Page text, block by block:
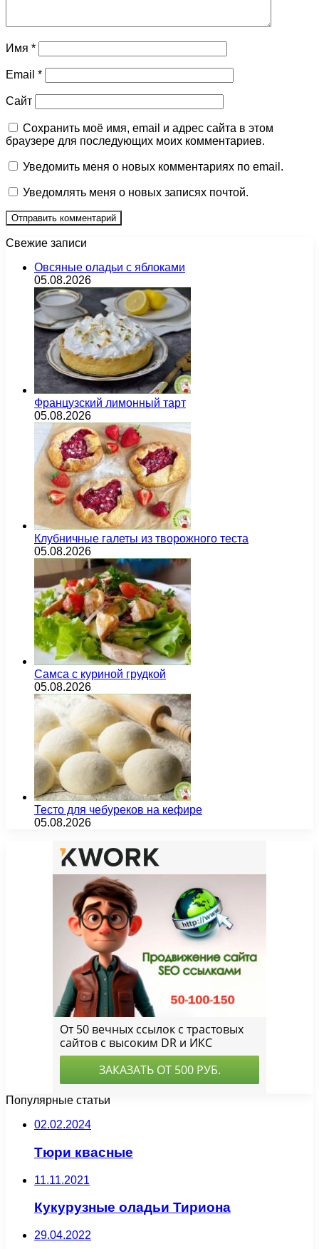
Имя *
Email *
Сайт
Сохранить моё имя, email и адрес сайта в этом
браузере для последующих моих комментариев.
Уведомить меня о новых комментариях по email.
Уведомлять меня о новых записях почтой.
Свежие записи
Овсяные оладьи с яблоками
05.08.2026
Французский лимонный тарт
05.08.2026
Клубничные галеты из творожного теста
05.08.2026
Самса с куриной грудкой
05.08.2026
Тесто для чебуреков на кефире
05.08.2026
Популярные статьи
02.02.2024
Тюри квасные
11.11.2021
Кукурузные оладьи Тириона
29.04.2022